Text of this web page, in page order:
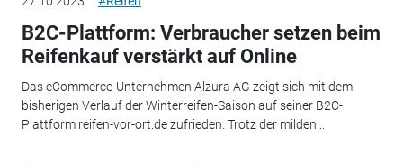
B2C-Plattform: Verbraucher setzen beim
Reifenkauf verstärkt auf Online
Das eCommerce-Unternehmen Alzura AG zeigt sich mit dem
bisherigen Verlauf der Winterreifen-Saison auf seiner B2C-
Plattform reifen-vor-ort.de zufrieden. Trotz der milden...